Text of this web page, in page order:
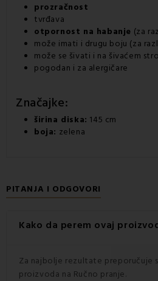
prozračnost
tvrđava
otpornost na habanje (za
može imati i drugu boju (za
može se šivati i na šivaćem
pogodan i za alergičare
Značajke:
širina diska: 145 cm
boja: zelena
PITANJA I ODGOVORI
Kako da perem ovaj
Za najbolje rezultate preporučuje
proizvoda na Ručno pranje.